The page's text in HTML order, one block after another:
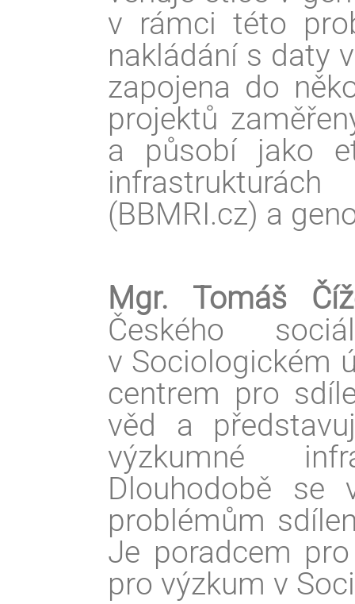
v rámci této
nakládání s daty
zapojena do
projektů
a působí jako
(BBMRI.cz) a
Mgr. Tomáš
Českého
v Sociologickém
centrem pro
věd a
výzkumné
Dlouhodobě se
problémům
Je poradcem
pro výzkum v